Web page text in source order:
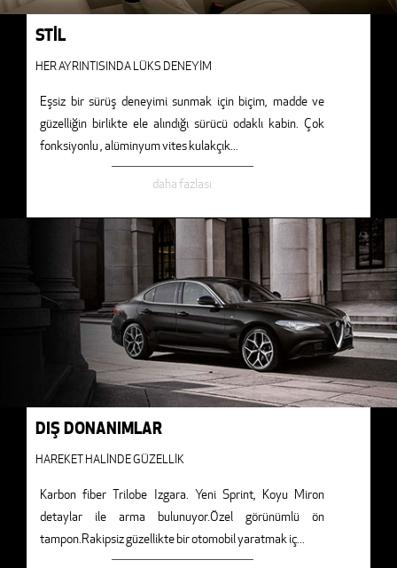
STİL
HER AYRINTISINDA LÜKS DENEYİM
Eşsiz bir sürüş deneyimi sunmak için biçim, madde ve
güzelliğin birlikte ele alındığı sürücü odaklı kabin. Çok
fonksiyonlu , alüminyum vites kulakçık...
daha fazlası
DIŞ DONANIMLAR
HAREKET HALİNDE GÜZELLİK
Karbon fiber Trilobe Izgara. Yeni Sprint, Koyu Miron
detaylar ile arma bulunuyor.Özel görünümlü ön
tampon.Rakipsiz güzellikte bir otomobil yaratmak iç...